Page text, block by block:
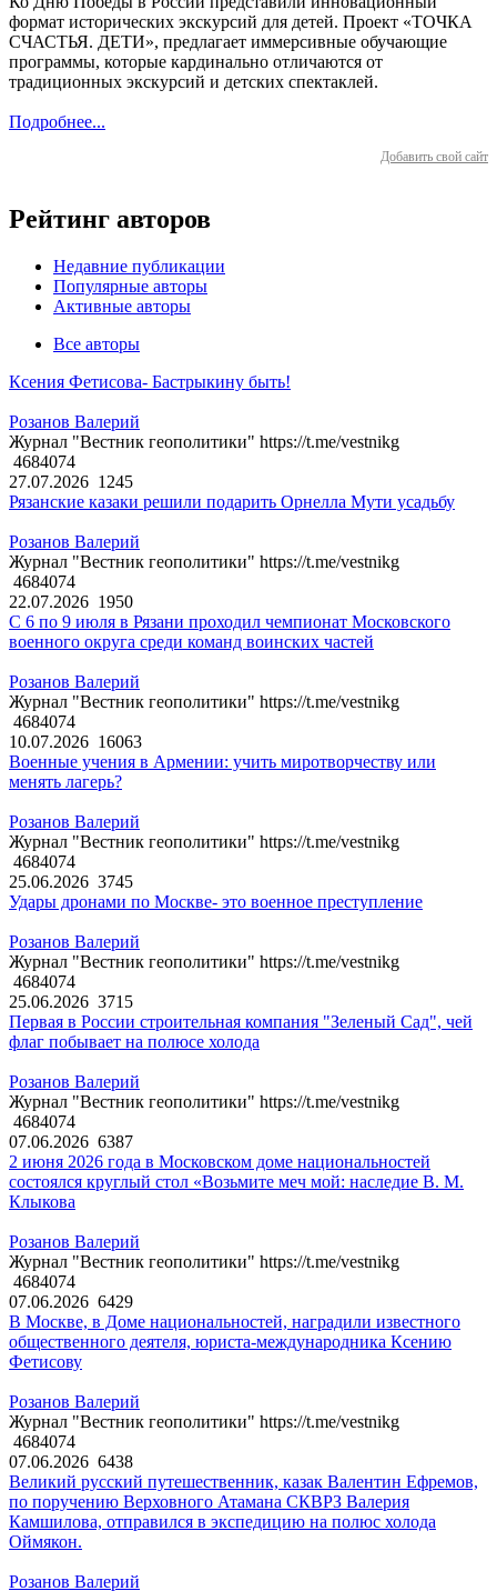
формат исторических экскурсий для детей. Проект «ТОЧКА
СЧАСТЬЯ. ДЕТИ», предлагает иммерсивные обучающие
программы, которые кардинально отличаются от
традиционных экскурсий и детских спектаклей.
Подробнее...
Добавить свой сайт
Рейтинг авторов
Недавние публикации
Популярные авторы
Активные авторы
Все авторы
Ксения Фетисова- Бастрыкину быть!
Розанов Валерий
Журнал "Вестник геополитики" https://t.me/vestnikg
4684074
27.07.2026 1245
Рязанские казаки решили подарить Орнелла Мути усадьбу
Розанов Валерий
Журнал "Вестник геополитики" https://t.me/vestnikg
4684074
22.07.2026 1950
С 6 по 9 июля в Рязани проходил чемпионат Московского
военного округа среди команд воинских частей
Розанов Валерий
Журнал "Вестник геополитики" https://t.me/vestnikg
4684074
10.07.2026 16063
Военные учения в Армении: учить миротворчеству или
менять лагерь?
Розанов Валерий
Журнал "Вестник геополитики" https://t.me/vestnikg
4684074
25.06.2026 3745
Удары дронами по Москве- это военное преступление
Розанов Валерий
Журнал "Вестник геополитики" https://t.me/vestnikg
4684074
25.06.2026 3715
Первая в России строительная компания "Зеленый Сад", чей
флаг побывает на полюсе холода
Розанов Валерий
Журнал "Вестник геополитики" https://t.me/vestnikg
4684074
07.06.2026 6387
2 июня 2026 года в Московском доме национальностей
состоялся круглый стол «Возьмите меч мой: наследие В. М.
Клыкова
Розанов Валерий
Журнал "Вестник геополитики" https://t.me/vestnikg
4684074
07.06.2026 6429
В Москве, в Доме национальностей, наградили известного
общественного деятеля, юриста-международника Ксению
Фетисову
Розанов Валерий
Журнал "Вестник геополитики" https://t.me/vestnikg
4684074
07.06.2026 6438
Великий русский путешественник, казак Валентин Ефремов,
по поручению Верховного Атамана СКВРЗ Валерия
Камшилова, отправился в экспедицию на полюс холода
Оймякон.
Розанов Валерий